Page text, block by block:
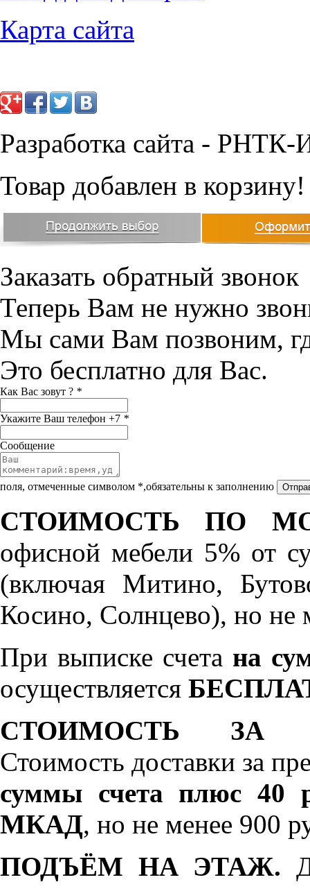
Карта сайта
Разработка сайта - РНТК-
Товар добавлен в корзину!
Заказать обратный звонок
Теперь Вам не нужно
Мы сами Вам позвоним,
Это бесплатно для Вас.
Как Вас зовут ? *
Укажите Ваш телефон +7 *
Сообщение
поля, отмеченные символом *,обязательны к заполнению
СТОИМОСТЬ ПО
офисной мебели 5% от
(включая Митино,
Косино, Солнцево), но не
При выписке счета на
осуществляется
СТОИМОСТЬ ЗА
Стоимость доставки за
суммы счета плюс 40
МКАД, но не менее 900
ПОДЪЁМ НА ЭТАЖ.